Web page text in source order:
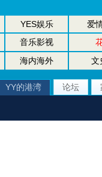
YES娱乐 爱
音乐影视
海内海外 文
YY的港湾 论坛